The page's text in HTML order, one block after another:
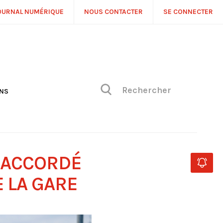
NUMÉRIQUE NOUS CONTACTER SE CONNECTER
LA GARE